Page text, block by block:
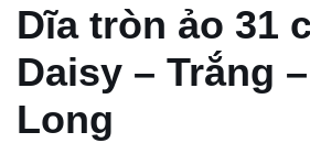
Dĩa tròn ảo 31
Daisy – Trắng
Long